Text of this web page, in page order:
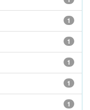
1
1
1
1
1